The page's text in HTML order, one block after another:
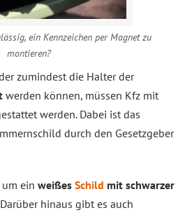
ein Kennzeichen per Magnet zu
montieren?
zumindest die Halter der
werden können, müssen Kfz mit
werden. Dabei ist das
durch den Gesetzgeber
ein weißes Schild mit schwarzer
Darüber hinaus gibt es auch